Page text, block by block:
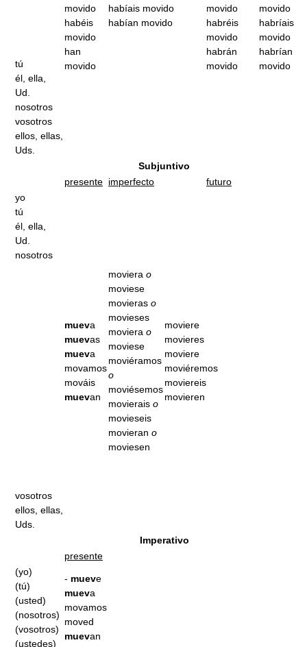
tú
él, ella,
Ud.
nosotros
vosotros
ellos, ellas,
Uds.
movido
habéis
movido
han
movido
habíais movido
habían movido
movido
habréis
movido
habrán
movido
movido
habríais
movido
habrían
movido
Subjuntivo
presente imperfecto
futuro
yo
tú
él, ella,
Ud.
nosotros
vosotros
ellos, ellas,
Uds.
mueva
muevas
mueva
movamos
mováis
muevan
moviera o
moviese
movieras o
movieses
moviera o
moviese
moviéramos
o
moviésemos
movierais o
movieseis
movieran o
moviesen
moviere
movieres
moviere
moviéremos
moviereis
movieren
Imperativo
presente
(yo)
(tú)
(usted)
(nosotros)
(vosotros)
(ustedes)
- mueve
mueva
movamos
moved
muevan